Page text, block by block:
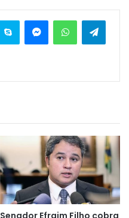
Senador Efraim Filho cobra